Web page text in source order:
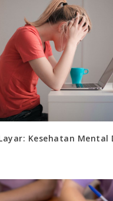
Kesehatan Mental